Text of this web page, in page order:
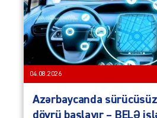
04.08.2026
Azərbaycanda
dövrü başlayır – BELƏ